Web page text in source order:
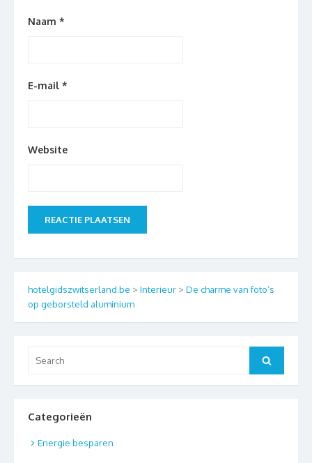
Naam *
E-mail *
Website
hotelgidszwitserland.be > Interieur > De charme van foto’s
op geborsteld aluminium
for:
Search
Categorieën
Energie besparen